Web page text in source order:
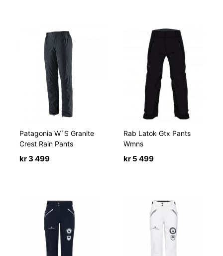
Patagonia W´S Granite
Crest Rain Pants
kr3 499
Rab Latok Gtx Pants
Wmns
kr 5 499